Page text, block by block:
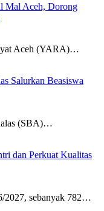
Mal Aceh, Dorong
Aceh (YARA)…
Salurkan Beasiswa
(SBA)…
dan Perkuat Kualitas
2027, sebanyak 782…